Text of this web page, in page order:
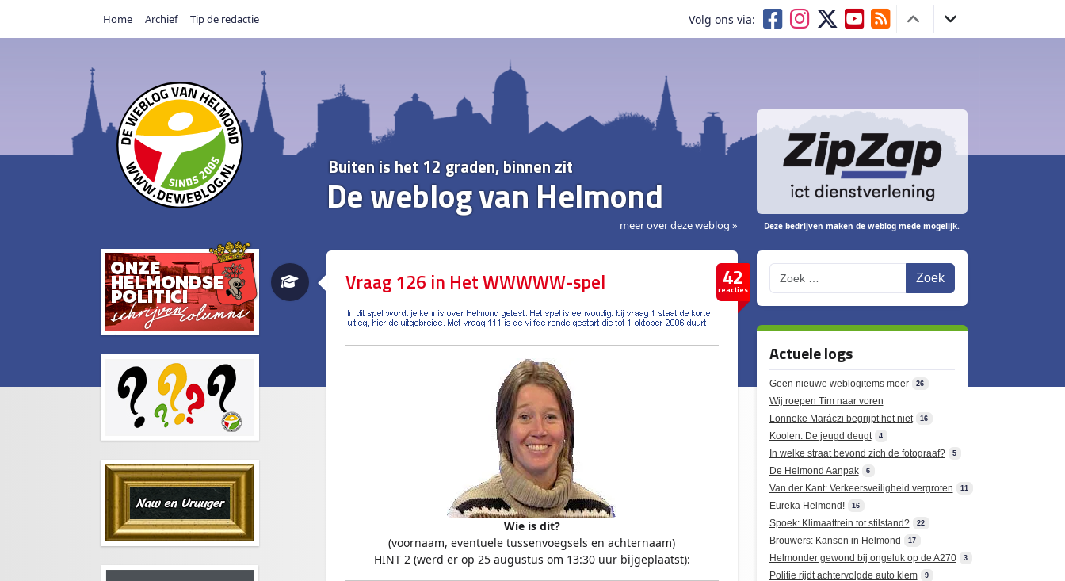
Home Archief Tip de redactie Volg ons via:
Buiten is het 12 graden, binnen zit
De weblog van Helmond
meer over deze weblog » Deze bedrijven maken de weblog mede mogelijk.
42
reacties
Vraag 126 in Het WWWWW-spel
Wie is dit?
(voornaam, eventuele tussenvoegsels en achternaam)
HINT 2 (werd er op 25 augustus om 13:30 uur bijgeplaatst):
Actuele logs
Geen nieuwe weblogitems meer 26
Wij roepen Tim naar voren
Lonneke Maráczi begrijpt het niet
16
Koolen: De jeugd deugt 4
In welke straat bevond zich de fotograaf? 5
De Helmond Aanpak 6
Van der Kant: Verkeersveiligheid vergroten 11
Eureka Helmond! 16
Spoek: Klimaattrein tot stilstand? 22
Brouwers: Kansen in Helmond 17
Helmonder gewond bij ongeluk op de A270 3
Politie rijdt achtervolgde auto klem 9